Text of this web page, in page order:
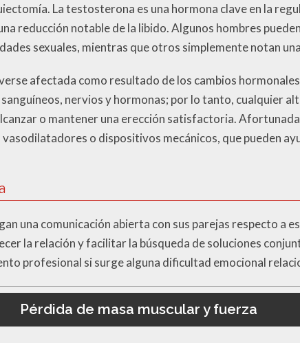
La testosterona es una hormona clave en la
reducción notable de la libido. Algunos hombres
sexuales, mientras que otros simplemente notan
afectada como resultado de los cambios
nervios y hormonas; por lo tanto, cualquier
o mantener una erección satisfactoria.
o dispositivos mecánicos, que pueden
una comunicación abierta con sus parejas respecto a
la relación y facilitar la búsqueda de soluciones
profesional si surge alguna dificultad emocional
Pérdida de masa muscular y fuerza